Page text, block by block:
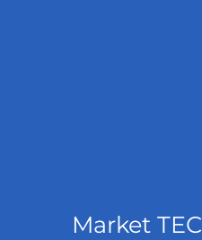
Market TEC